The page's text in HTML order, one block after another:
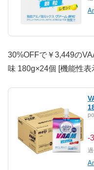
30%OFFで￥3,449の
味 180g×24個 [機能性表
-